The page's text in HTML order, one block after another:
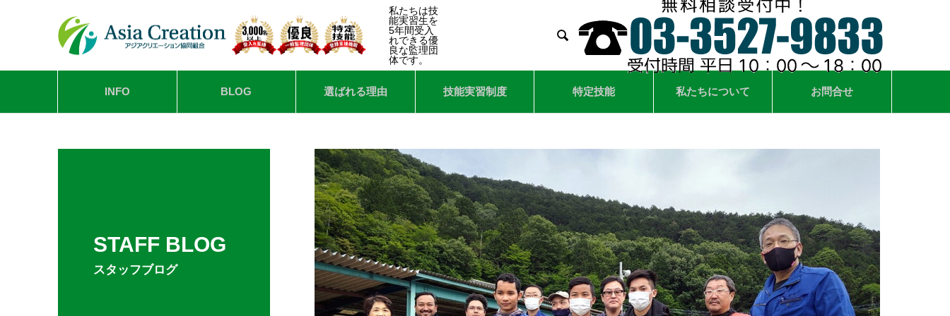
私たちは技
能実習生を
5年間受入
れできる優
良な監理団
体です。

INFO BLOG 選ばれる理由 技能実習制度 特定技能 私たちについて お問合せ
STAFF BLOG
スタッフブログ